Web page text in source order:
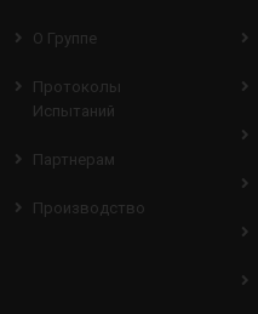
О Группе
Протоколы
Испытаний
Партнерам
Производство